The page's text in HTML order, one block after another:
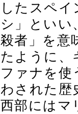
したスペ
シ」といい
殺者」を意
たように、
ファナを使
わされた歴
西部にはマ